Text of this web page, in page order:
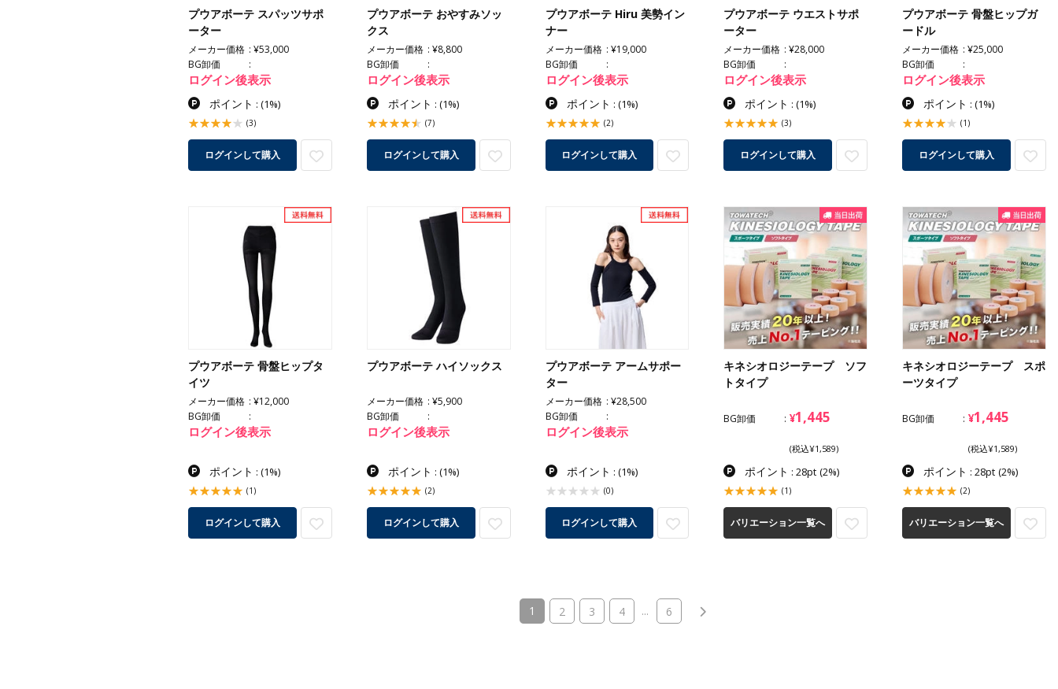
プウアボーテ スパッツサポ
ーター
メーカー価格
¥53,000
BG卸価
ログイン後表示
ポイント : (1%)
(3)
ログインして購入
プウアボーテ おやすみソッ
クス
メーカー価格
¥8,800
BG卸価
ログイン後表示
ポイント : (1%)
(7)
ログインして購入
プウアボーテ Hiru 美勢イン
ナー
メーカー価格
¥19,000
BG卸価
ログイン後表示
ポイント : (1%)
(2)
ログインして購入
プウアボーテ ウエストサポ
ーター
メーカー価格
¥28,000
BG卸価
ログイン後表示
ポイント :(1%)
(3)
ログインして購入
プウアボーテ 骨盤ヒップガ
ードル
メーカー価格
¥25,000
BG卸価
ログイン後表示
ポイント :(1%)
(1)
ログインして購入
プウアボーテ 骨盤ヒップタ
イツ
メーカー価格
¥12,000
BG卸価
ログイン後表示
ポイント : (1%)
(1)
ログインして購入
プウアボーテ ハイソックス
メーカー価格
¥5,900
BG卸価
ログイン後表示
ポイント : (1%)
(2)
ログインして購入
プウアボーテ アームサポー
ター
メーカー価格
¥28,500
BG卸価
ログイン後表示
ポイント : (1%)
(0)
ログインして購入
キネシオロジーテープ ソフ
トタイプ
BG卸価 ¥1,445
(税込¥1,589)
ポイント : 28pt (2%)
(1)
バリエーション一覧へ
キネシオロジーテープ スポ
ーツタイプ
BG卸価 ¥1,445
(税込¥1,589)
ポイント : 28pt (2%)
(2)
バリエーション一覧へ
1 (current)
2 3 4 ... 6